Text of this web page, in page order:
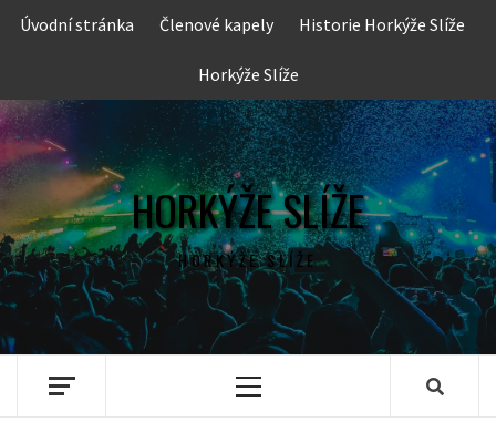
Skip
Úvodní stránka Členové kapely Historie Horkýže Slíže
Horkýže Slíže
HORKÝŽE SLÍŽE
HORKÝŽE SLÍŽE
Primary